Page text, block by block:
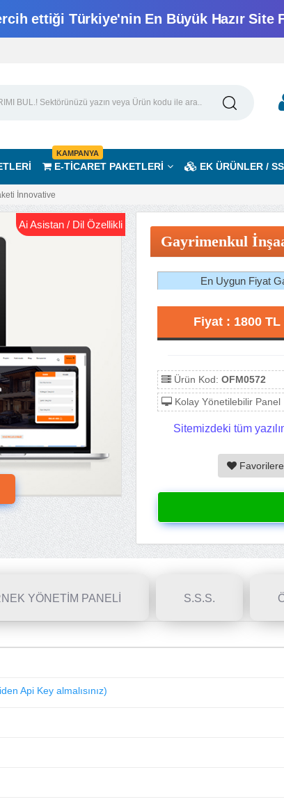
ettiği Türkiye'nin En Büyük Hazır Site
E-TİCARET PAKETLERİ
KAMPANYA
EK ÜRÜNLER /
İnnovative
Ai Asistan / Dil Özellikli
Gayrimenkul
En Uygun Fiyat
Fiyat : 1800 TL
Ürün Kod: OFM0572
Kolay Yönetilebilir Panel
Sitemizdeki tüm
YÖNETİM PANELİ S.S.S.
Api Key almalısınız)